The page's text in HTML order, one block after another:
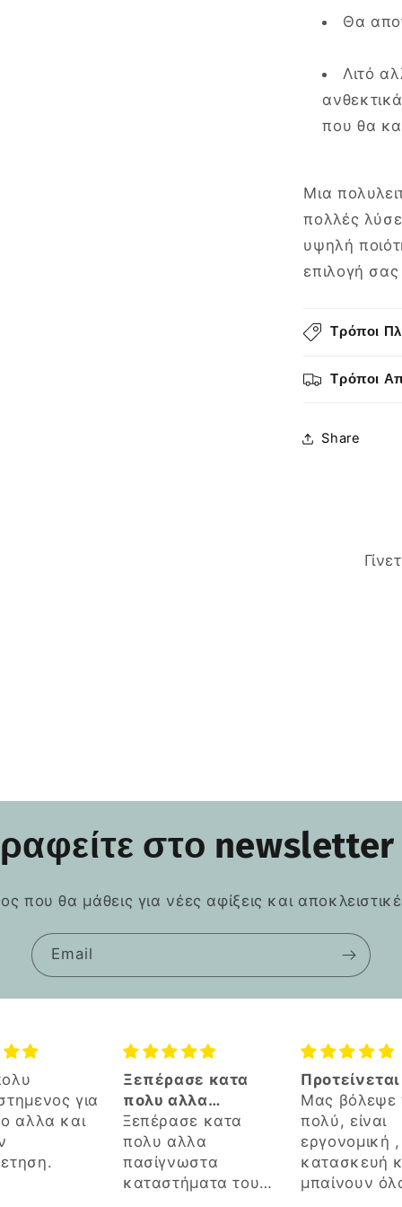
Θα
Λιτό
που θα
Μια
πολλές
υψηλή
επιλογή
Τρόποι
Τρόποι
Share
στο
που θα μάθεις για νέες αφίξεις και
Email
κατα
του
κατα
Προτείνεται
Μας βόλεψε πάρα
πολύ, είναι
εργονομική , καλή
κατασκευή και
μπαίνουν όλα σε
🔝